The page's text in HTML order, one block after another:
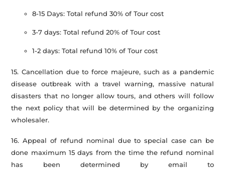
8-15 Days: Total refund 30% of Tour cost
3-7 days: Total refund 20% of Tour cost
1-2 days: Total refund 10% of Tour cost
15. Cancellation due to force majeure, such as a pandemic
disease outbreak with a travel warning, massive natural
disasters that no longer allow tours, and others will follow
the next policy that will be determined by the organizing
wholesaler.
16. Appeal of refund nominal due to special case can be
done maximum 15 days from the time the refund nominal
has been determined by email to